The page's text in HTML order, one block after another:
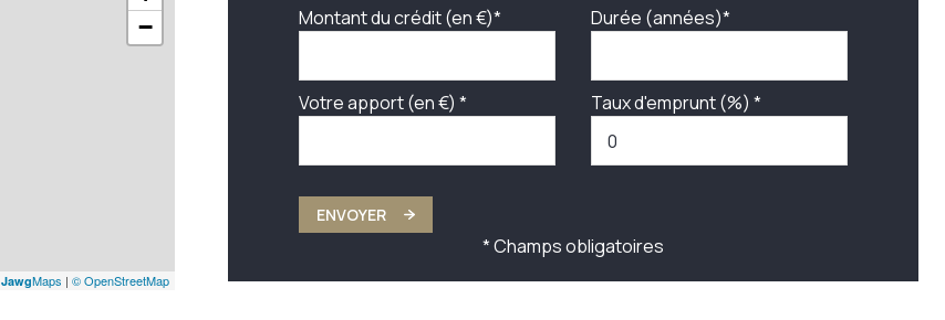
−
JawgMaps | © OpenStreetMap
Montant du crédit (en €)* Durée (années)*
Votre apport (en €) * Taux d'emprunt (%) *
ENVOYER
* Champs obligatoires